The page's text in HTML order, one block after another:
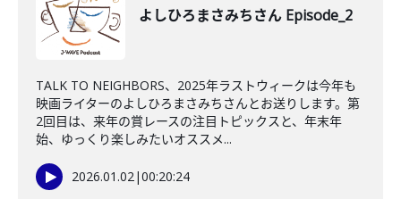
よしひろまさみちさん Episode_2
TALK TO NEIGHBORS、2025年ラストウィークは今年も
映画ライターのよしひろまさみちさんとお送りします。第
2回目は、来年の賞レースの注目トピックスと、年末年
始、ゆっくり楽しみたいオススメ...
2026.01.02|00:20:24